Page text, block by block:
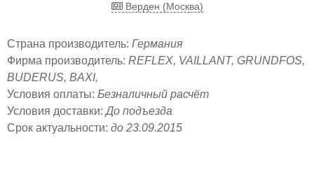
Верден (Москва)
Страна производитель: Германия
Фирма производитель: REFLEX, VAILLANT, GRUNDFOS,
BUDERUS, BAXI,
Условия оплаты: Безналичный расчёт
Условия доставки:До подъезда
Срок актуальности: до 23.09.2015